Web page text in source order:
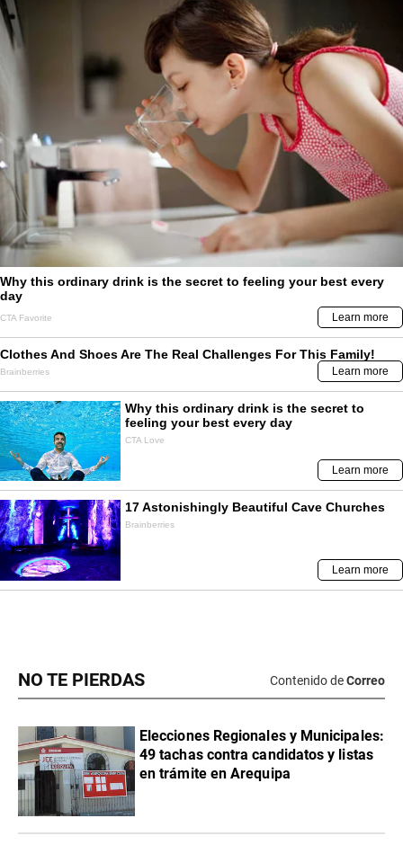
NO TE PIERDAS Contenido deCorreo
Elecciones Regionales y Municipales:
49 tachas contra candidatos y listas
en trámite en Arequipa